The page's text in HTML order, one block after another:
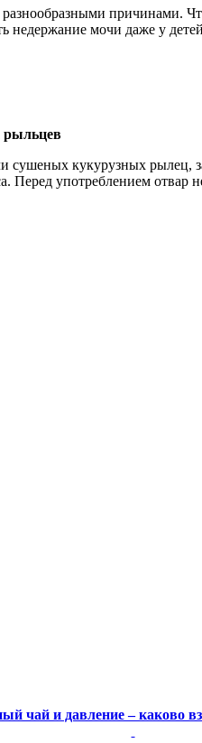
причинами.
мочи даже у
рыльцев
кукурузных рылец,
Перед употреблением
чай и давление – каково